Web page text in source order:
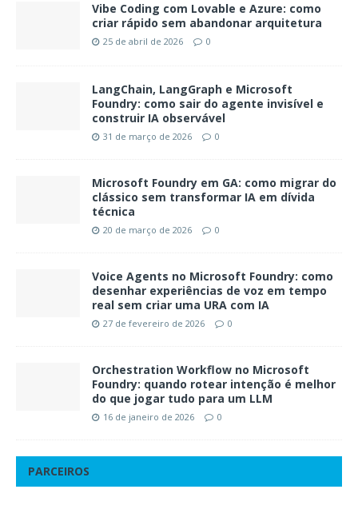
Vibe Coding com Lovable e Azure: como
criar rápido sem abandonar arquitetura
25 de abril de 2026 0
LangChain, LangGraph e Microsoft
Foundry: como sair do agente invisível e
construir IA observável
31 de março de 2026 0
Microsoft Foundry em GA: como migrar do
clássico sem transformar IA em dívida
técnica
20 de março de 2026 0
Voice Agents no Microsoft Foundry: como
desenhar experiências de voz em tempo
real sem criar uma URA com IA
27 de fevereiro de 2026 0
Orchestration Workflow no Microsoft
Foundry: quando rotear intenção é melhor
do que jogar tudo para um LLM
16 de janeiro de 2026 0
PARCEIROS